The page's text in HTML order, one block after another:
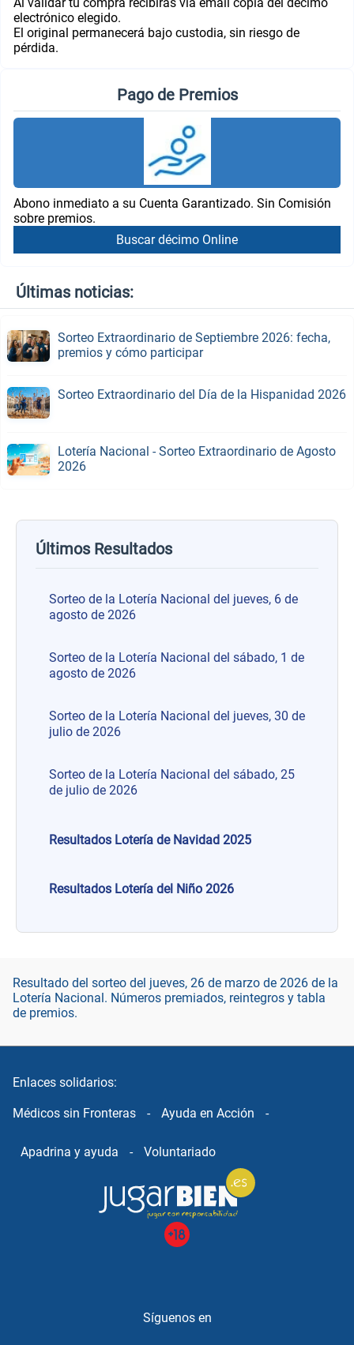
Resultado del sorteo del jueves, 26 de marzo de 2026 de la
Lotería Nacional. Números premiados, reintegros y tabla
de premios.
electrónico elegido.
El original permanecerá bajo custodia, sin riesgo de
pérdida.
Pago de Premios
Abono inmediato a su Cuenta Garantizado. Sin Comisión
sobre premios.
Buscar décimo Online
Últimas noticias:
Sorteo Extraordinario de Septiembre 2026: fecha,
premios y cómo participar
Sorteo Extraordinario del Día de la Hispanidad 2026
Lotería Nacional - Sorteo Extraordinario de Agosto
2026
Últimos Resultados
Sorteo de la Lotería Nacional del jueves, 6 de
agosto de 2026
Sorteo de la Lotería Nacional del sábado, 1 de
agosto de 2026
Sorteo de la Lotería Nacional del jueves, 30 de
julio de 2026
Sorteo de la Lotería Nacional del sábado, 25
de julio de 2026
Resultados Lotería de Navidad 2025
Resultados Lotería del Niño 2026
Enlaces solidarios:
Médicos sin Fronteras - Ayuda en Acción -
Apadrina y ayuda - Voluntariado